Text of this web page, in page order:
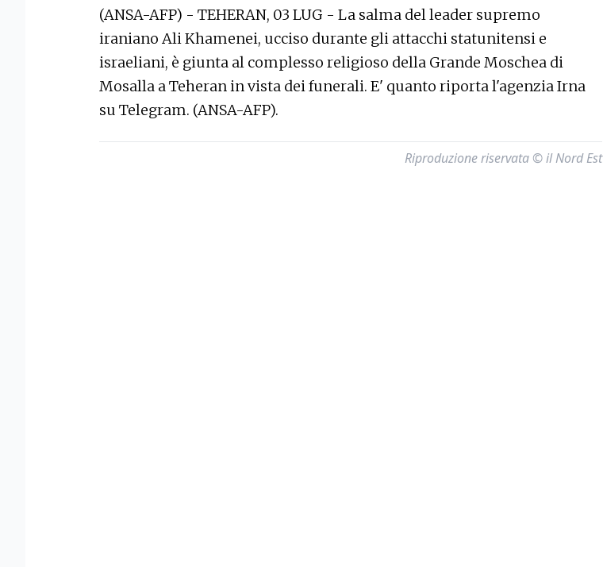
(ANSA-AFP) - TEHERAN, 03 LUG - La salma del leader supremo
iraniano Ali Khamenei, ucciso durante gli attacchi statunitensi e
israeliani, è giunta al complesso religioso della Grande Moschea di
Mosalla a Teheran in vista dei funerali. E' quanto riporta l'agenzia Irna
su Telegram. (ANSA-AFP).
Riproduzione riservata © il Nord Est